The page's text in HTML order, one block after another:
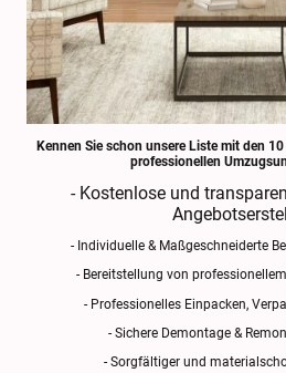
Kennen Sie schon unsere Liste mit den
professionellen
- Kostenlose und
- Individuelle & Maßgeschneiderte
- Bereitstellung von
- Professionelles Einpacken,
- Sichere Demontage &
- Sorgfältiger und